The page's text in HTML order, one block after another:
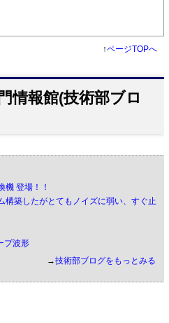
↑ページTOPへ
情報館(技術部ブロ
登場！！
構築したがとてもノイズに弱い、すぐ止
プ波形
→技術部ブログをもっとみる